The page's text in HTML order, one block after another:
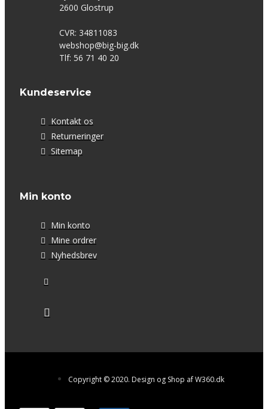
2600 Glostrup
CVR: 34811083
webshop@big-big.dk
Tlf: 56 71 40 20
Kundeservice
Kontakt os
Returneringer
Sitemap
Min konto
Min konto
Mine ordrer
Nyhedsbrev
Copyright © 2020. Design og Shop af W360.dk